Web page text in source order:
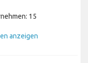
15
anzeigen